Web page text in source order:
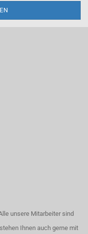
unsere Mitarbeiter sind
Ihnen auch gerne mit